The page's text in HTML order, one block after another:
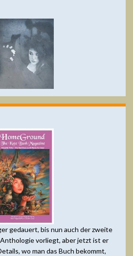
gedauert, bis nun auch der zweite
vorliegt, aber jetzt ist er
wo man das Buch bekommt,